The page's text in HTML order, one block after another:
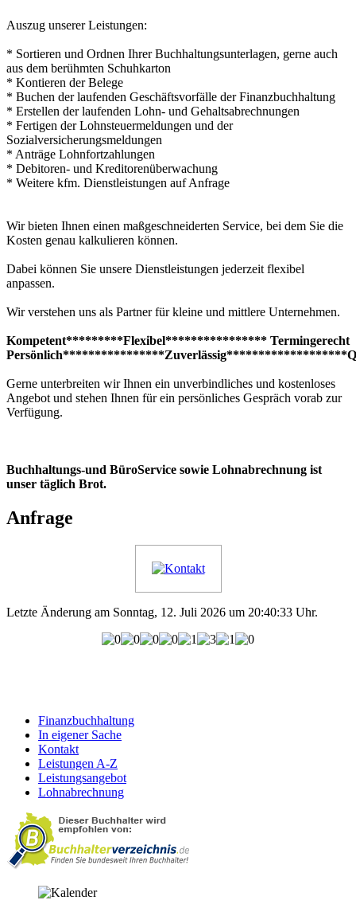
Auszug unserer Leistungen:
* Sortieren und Ordnen Ihrer Buchhaltungsunterlagen, gerne auch
aus dem berühmten Schuhkarton
* Kontieren der Belege
* Buchen der laufenden Geschäftsvorfälle der Finanzbuchhaltung
* Erstellen der laufenden Lohn- und Gehaltsabrechnungen
* Fertigen der Lohnsteuermeldungen und der
Sozialversicherungsmeldungen
* Anträge Lohnfortzahlungen
* Debitoren- und Kreditorenüberwachung
* Weitere kfm. Dienstleistungen auf Anfrage
Wir bieten Ihnen einen maßgeschneiderten Service, bei dem Sie die
Kosten genau kalkulieren können.
Dabei können Sie unsere Dienstleistungen jederzeit flexibel
anpassen.
Wir verstehen uns als Partner für kleine und mittlere Unternehmen.
Kompetent*********Flexibel**************** Termingerecht
Gerne unterbreiten wir Ihnen ein unverbindliches und kostenloses
Angebot und stehen Ihnen für ein persönliches Gespräch vorab zur
Verfügung.
Buchhaltungs-und BüroService sowie Lohnabrechnung ist
unser täglich Brot.
Anfrage
Letzte Änderung am Sonntag, 12. Juli 2026 um 20:40:33 Uhr.
Finanzbuchhaltung
In eigener Sache
Kontakt
Leistungen A-Z
Leistungsangebot
Lohnabrechnung